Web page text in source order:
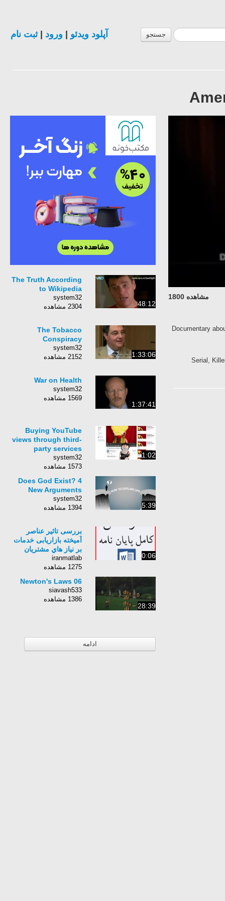
جستجو آپلود ویدئو ورود |ثبت نام
مشاهده 1800
Documentary
Serial,
48:12
The Truth According
to Wikipedia
system32
2304 مشاهده
1:33:06
The Tobacco
Conspiracy
system32
2152 مشاهده
1:37:41
War on Health
system32
1569 مشاهده
1:02
Buying YouTube
views through third-
party services
system32
1573 مشاهده
5:39
Does God Exist? 4
New Arguments
system32
1394 مشاهده
0:06
ﺑﺮرﺳﯽ ﺗﺎﺛﯿﺮ ﻋﻨﺎﺻﺮ
آﻣﯿﺨﺘﻪ ﺑﺎزارﯾﺎﺑﯽ ﺧﺪﻣﺎت
ﺑﺮ ﻧﯿﺎز ﻫﺎي ﻣﺸﺘﺮﯾﺎن
iranmatlab
1275 مشاهده
28:39
06 Newton's Laws
siavash533
1386 مشاهده
ادامه